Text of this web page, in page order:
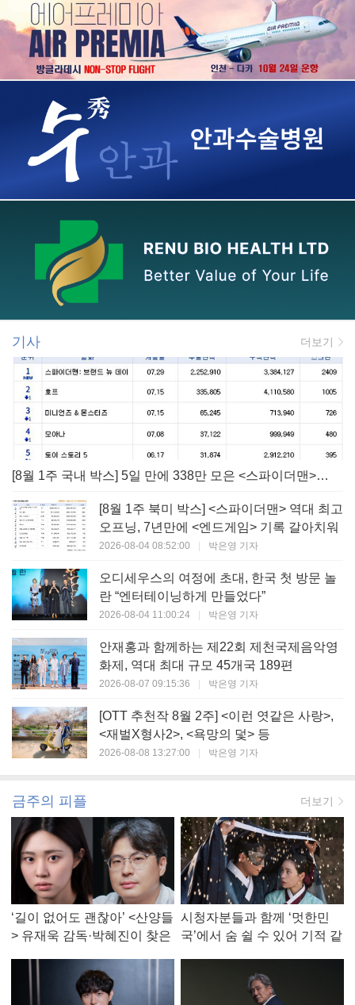
기사 더보기
[8월 1주 국내 박스] 5일 만에 338만 모은 <스파이더맨> 극장가 235% 대반등, <호프>는 400만 돌파
[8월 1주 북미 박스] <스파이더맨> 역대 최고
오프닝, 7년만에 <엔드게임> 기록 갈아치워
2026-08-04 08:52:00 | 박은영 기자
오디세우스의 여정에 초대, 한국 첫 방문 놀
란 “엔터테이닝하게 만들었다”
2026-08-04 11:00:24 | 박은영 기자
안재홍과 함께하는 제22회 제천국제음악영
화제, 역대 최대 규모 45개국 189편
2026-08-07 09:15:36 | 박은영 기자
[OTT 추천작 8월 2주] <이런 엿같은 사랑>,
<재벌X형사2>, <욕망의 덫> 등
2026-08-08 13:27:00 | 박은영 기자
금주의 피플 더보기
‘길이 없어도 괜찮아’ <산양들
> 유재욱 감독·박혜진이 찾은
시청자분들과 함께 ‘멋한민
국’에서 숨 쉴 수 있어 기적 같